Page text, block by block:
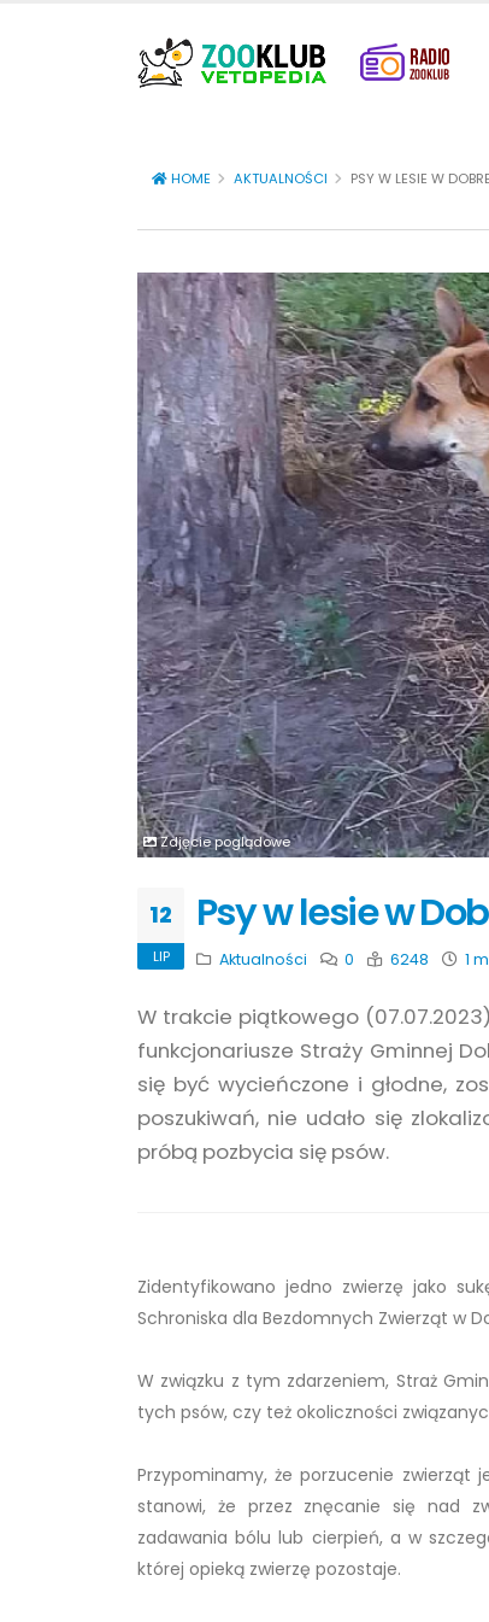
HOME AKTUALNOŚCI PSY W LESIE W
Zdjęcie poglądowe
12
LIP
Psy w lesie w
Aktualności 0 6248 1
W trakcie piątkowego
funkcjonariusze Straży Gminnej
się być wycieńczone i głodne,
poszukiwań, nie udało się
próbą pozbycia się psów.
Zidentyfikowano jedno zwierzę jako
Schroniska dla Bezdomnych Zwierząt w
W związku z tym zdarzeniem, Straż
tych psów, czy też okoliczności
Przypominamy, że porzucenie zwierząt
stanowi, że przez znęcanie się nad
zadawania bólu lub cierpień, a w
której opieką zwierzę pozostaje.